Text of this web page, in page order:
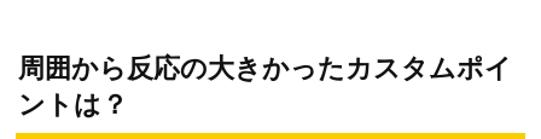
周囲から反応の大きかったカスタムポイ
ントは？